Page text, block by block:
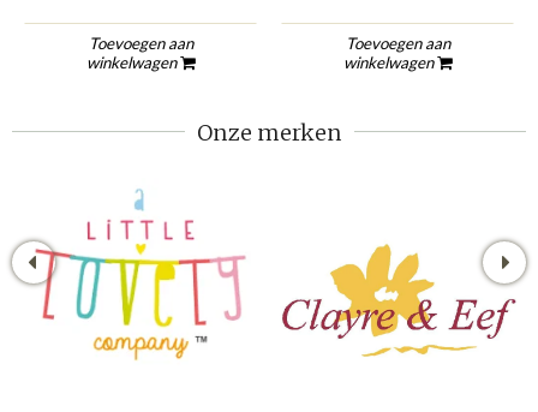
Toevoegen aan
winkelwagen
Toevoegen aan
winkelwagen
Onze merken